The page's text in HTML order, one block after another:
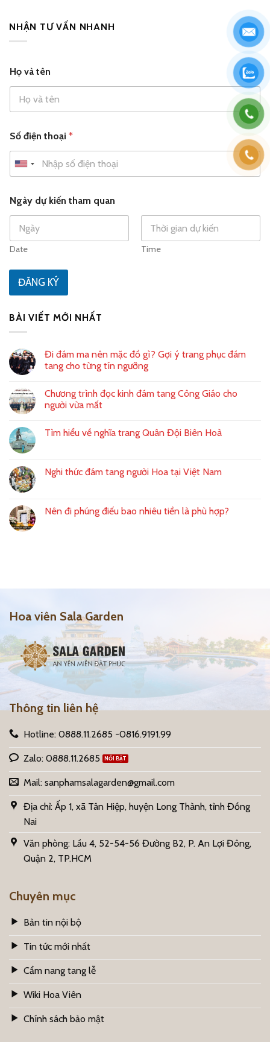
NHẬN TƯ VẤN NHANH
Họ và tên
Số điện thoại *
U
i
t
e
d
t
a
e
s
+
1
à
t
a
m
i
n
ố
q
a
n
h
ạ
Ngày dự kiến tham quan
Date Time
ĐĂNG KÝ
BÀI VIẾT MỚI NHẤT
Đi đám ma nên mặc đồ gì? Gợi ý trang phục đám
tang cho từng tín ngưỡng
Chương trình đọc kinh đám tang Công Giáo cho
người vừa mất
Tìm hiểu về nghĩa trang Quân Đội Biên Hoà
Nghi thức đám tang người Hoa tại Việt Nam
Nên đi phúng điếu bao nhiêu tiền là phù hợp?
Hoa viên Sala Garden
Thông tin liên hệ
Hotline: 0888.11.2685 -0816.9191.99
Zalo: 0888.11.2685
Mail: sanphamsalagarden@gmail.com
Địa chỉ: Ấp 1, xã Tân Hiệp, huyện Long Thành, tỉnh Đồng
Nai
Văn phòng: Lầu 4, 52-54-56 Đường B2, P. An Lợi Đông,
Quận 2, TP.HCM
Chuyên mục
Bản tin nội bộ
Tin tức mới nhất
Cẩm nang tang lễ
Wiki Hoa Viên
Chính sách bảo mật